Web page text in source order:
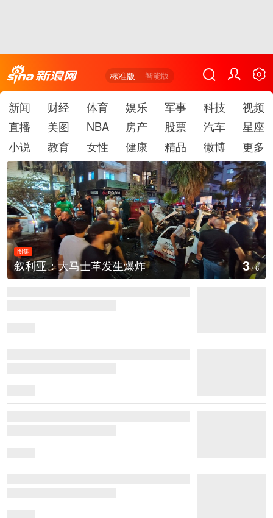
标准版 智能版
新闻 财经 体育 娱乐 军事 科技
视频
直播
美图 NBA 房产 股票 汽车
星座
小说
教育 女性 健康 精品 微博 更多
图集
叙利亚：大马士革发生爆炸 3/6